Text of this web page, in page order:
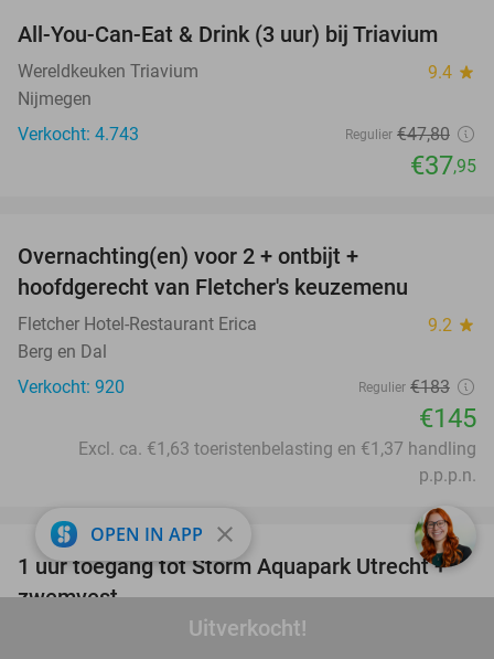
Uitverkocht!
21%
All-You-Can-Eat & Drink (3 uur) bij Triavium
Wereldkeuken Triavium 9.4 star
Nijmegen
Verkocht: 4.743
Regulier €47,80
€37,95
Overnachting(en) voor 2 + ontbijt +
hoofdgerecht van Fletcher's keuzemenu
Fletcher Hotel-Restaurant Erica 9.2 star
Berg en Dal
Verkocht: 920
Regulier €183
€145
Excl. ca. €1,63 toeristenbelasting en €1,37 handling
p.p.p.n.
31%
favorite_border
1 uur toegang tot Storm Aquapark Utrecht +
zwemvest
Storm Aquapark Utrecht
OPEN IN APP close